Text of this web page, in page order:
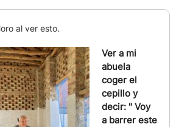
al ver esto.
Ver a mi
abuela
coger el
cepillo y
decir: " Voy
a barrer este